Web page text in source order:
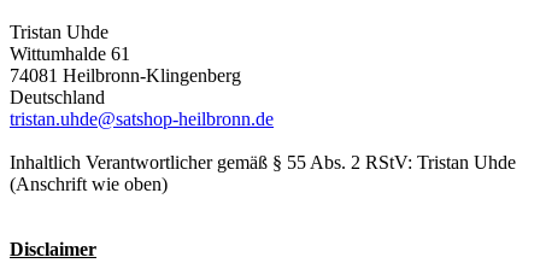
Tristan Uhde
Wittumhalde 61
74081 Heilbronn-Klingenberg
Deutschland
tristan.uhde@satshop-heilbronn.de
Inhaltlich Verantwortlicher gemäß § 55 Abs. 2 RStV: Tristan Uhde
(Anschrift wie oben)
Disclaimer